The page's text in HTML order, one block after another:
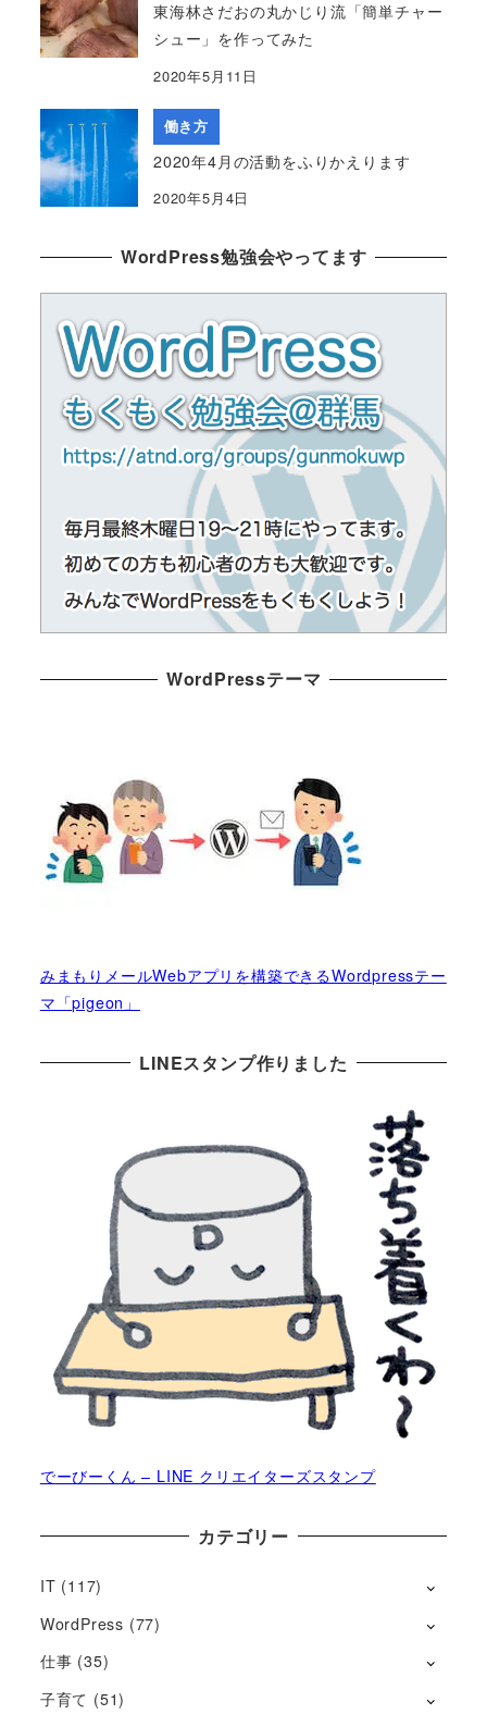
東海林さだおの丸かじり流「簡単チャー
シュー」を作ってみた
2020年5月11日
働き方
2020年4月の活動をふりかえります
2020年5月4日
WordPress勉強会やってます
WordPressテーマ
みまもりメールWebアプリを構築できるWordpressテー
マ「pigeon」
LINEスタンプ作りました
でーびーくん – LINE クリエイターズスタンプ
カテゴリー
IT (117)
WordPress (77)
仕事 (35)
子育て (51)